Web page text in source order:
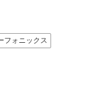
フォニックス